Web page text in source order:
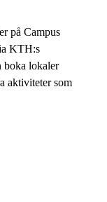
på Campus
KTH:s
boka lokaler
aktiviteter som